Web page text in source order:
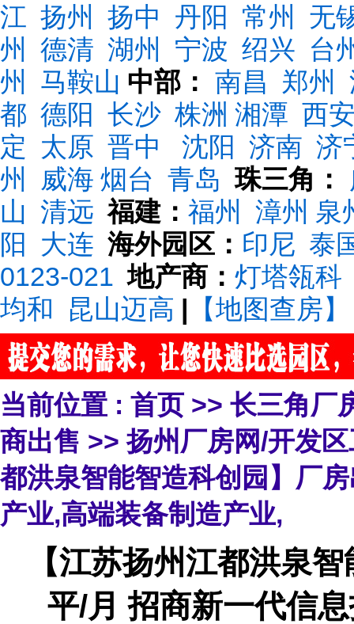
江 扬州 扬中 丹阳 常州
无
州
德清 湖州 宁波 绍兴 台
州
马鞍山 中部： 南昌 郑州
都 德阳 长沙 株洲 湘潭 西
定 太原 晋中 沈阳 济南 济
州
威海 烟台 青岛 珠三角：
山 清远 福建： 福州 漳州 泉
阳
大连 海外园区： 印尼 泰
0123-021 地产商： 灯塔瓴科
均和
昆山迈高 | 【地图查房】
当前位置 : 首页 >> 长三角厂
商出售 >>扬州厂房网/开发
都洪泉智能智造科创园】厂
产业,高端装备制造产业,
【江苏扬州江都洪泉
平/月 招商新一代信